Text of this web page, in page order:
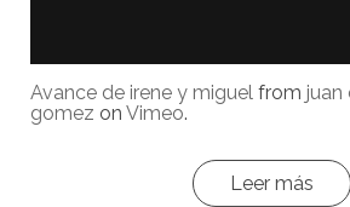
Avance de irene y miguel from juan
gomez on Vimeo.
Leer más